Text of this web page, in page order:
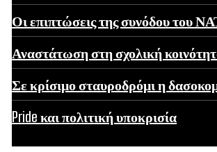
Οι επιπτώσεις της συνόδου του
Αναστάτωση στη σχολική
Σε κρίσιμο σταυροδρόμι η
Pride και πολιτική υποκρισία